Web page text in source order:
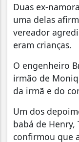
Duas ex-
uma delas
vereador
eram crianças.
O engenheiro
irmão de
da irmã e do
Um dos
babá de Henry,
confirmou que